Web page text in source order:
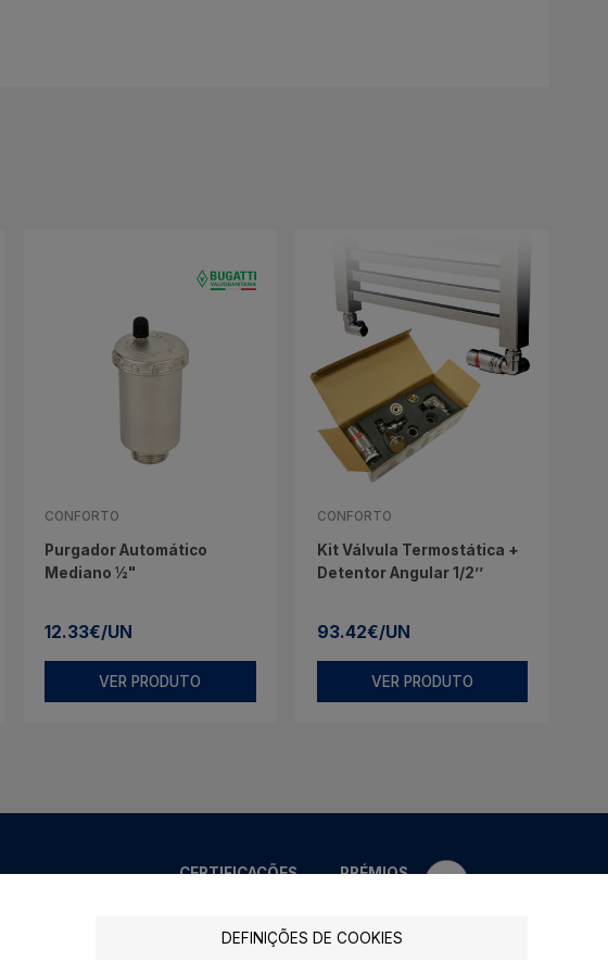
CONFORTO
Purgador Automático
Mediano ½"
12.33€/UN
VER PRODUTO
CONFORTO
Kit Válvula Termostática +
Detentor Angular 1/2’’
93.42€/UN
VER PRODUTO
CERTIFICAÇÕES PRÉMIOS
DEFINIÇÕES DE COOKIES